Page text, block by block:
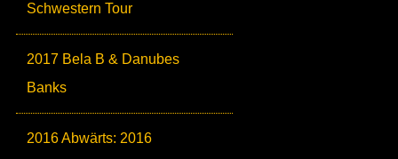
Schwestern Tour
2017 Bela B & Danubes
Banks
2016 Abwärts: 2016